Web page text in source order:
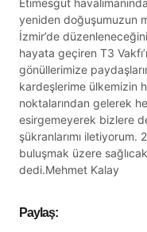
Etimesgut
yeniden doğuşumuzun
İzmir’de
hayata geçiren T3
gönüllerimize
kardeşlerime ülkemizin
noktalarından gelerek
esirgemeyerek bizlere
şükranlarımı iletiyorum.
buluşmak üzere
dedi.Mehmet Kalay
Paylaş: